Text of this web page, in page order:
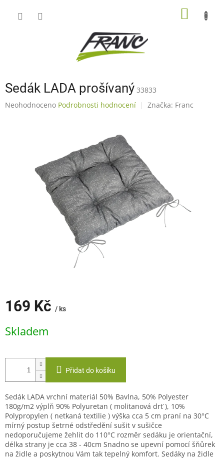
Sedák LADA prošívaný 33833
Průměrné
hvězdiček.
Neohodnoceno Podrobnosti hodnocení Značka: Franc
169 Kč / ks
cena:
Skladem
Přidat do košíku
Sedák LADA vrchní materiál 50% Bavlna, 50% Polyester
180g/m2 výplň 90% Polyuretan ( molitanová drť ), 10%
Polypropylen ( netkaná textilie ) výška cca 5 cm praní na 30°C
mírný postup šetrné odstředění sušit v sušičce
nedoporučujeme žehlit do 110°C rozměr sedáku je orientační,
délka strany je cca 38 - 40cm Snadno se upevní pomocí šňůrek
na židle a poskytnou Vám tak tepelný komfort. Sedáky na židle